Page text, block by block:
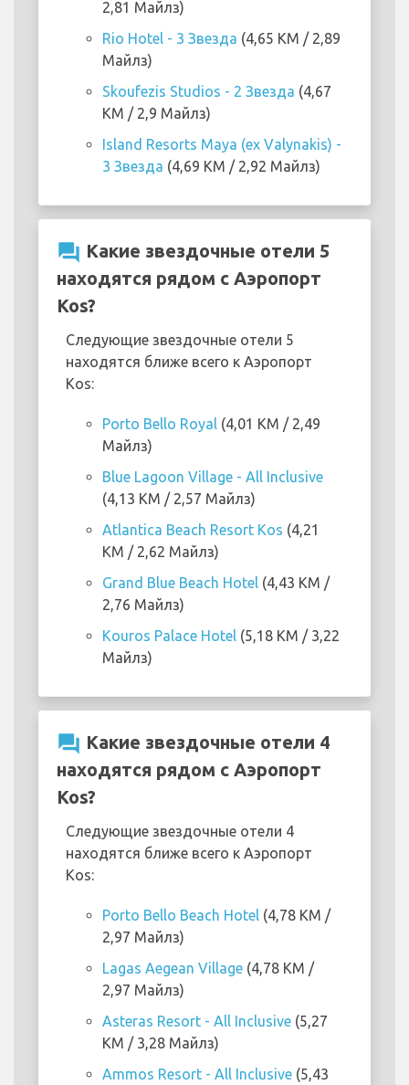
2,81 Майлз)
Rio Hotel - 3 Звезда (4,65 KM / 2,89
Майлз)
Skoufezis Studios - 2 Звезда (4,67
KM / 2,9 Майлз)
Island Resorts Maya (ex Valynakis) -
3 Звезда (4,69 KM / 2,92 Майлз)
question_answer Какие звездочные отели 5
находятся рядом с Аэропорт
Kos?
Следующие звездочные отели 5
находятся ближе всего к Аэропорт
Kos:
Porto Bello Royal (4,01 KM / 2,49
Майлз)
Blue Lagoon Village - All Inclusive
(4,13 KM / 2,57 Майлз)
Atlantica Beach Resort Kos (4,21
KM / 2,62 Майлз)
Grand Blue Beach Hotel (4,43 KM /
2,76 Майлз)
Kouros Palace Hotel (5,18 KM / 3,22
Майлз)
question_answer Какие звездочные отели 4
находятся рядом с Аэропорт
Kos?
Следующие звездочные отели 4
находятся ближе всего к Аэропорт
Kos:
Porto Bello Beach Hotel (4,78 KM /
2,97 Майлз)
Lagas Aegean Village (4,78 KM /
2,97 Майлз)
Asteras Resort - All Inclusive (5,27
KM / 3,28 Майлз)
Ammos Resort - All Inclusive (5,43